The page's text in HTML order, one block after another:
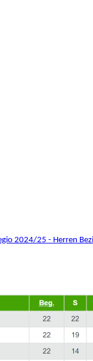
2024/25 - Herren